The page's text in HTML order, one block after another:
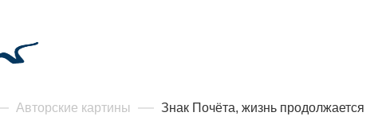
Авторские картины Знак Почёта, жизнь продолжается